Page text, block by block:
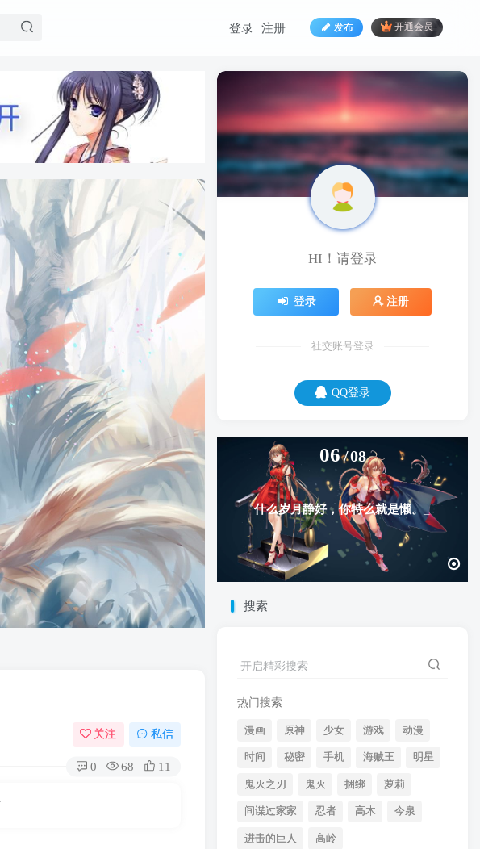
发布 开通会员
登录 注册
关注 私信
0 68 11
HI！请登录
登录 注册
社交账号登录
QQ登录
06 08
什么岁月静好，你特么就是懒。
搜索
开启精彩搜索
热门搜索
漫画 原神 少女 游戏 动漫
时间 秘密 手机 海贼王 明星
鬼灭之刃 鬼灭 捆绑 萝莉
间谍过家家 忍者 高木 今泉
进击的巨人 高岭